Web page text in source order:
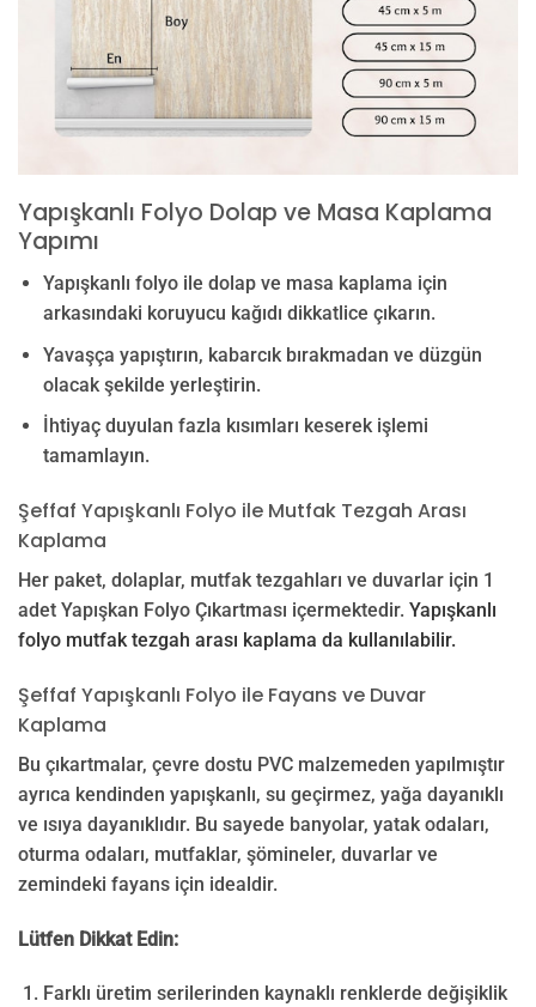
Yapışkanlı Folyo Dolap ve Masa Kaplama
Yapımı
Yapışkanlı folyo ile dolap ve masa kaplama için
arkasındaki koruyucu kağıdı dikkatlice çıkarın.
Yavaşça yapıştırın, kabarcık bırakmadan ve düzgün
olacak şekilde yerleştirin.
İhtiyaç duyulan fazla kısımları keserek işlemi
tamamlayın.
Şeffaf Yapışkanlı Folyo ile Mutfak Tezgah Arası
Kaplama
Her paket, dolaplar, mutfak tezgahları ve duvarlar için 1
adet Yapışkan Folyo Çıkartması içermektedir. Yapışkanlı
folyo mutfak tezgah arası kaplama da kullanılabilir.
Şeffaf Yapışkanlı Folyo ile Fayans ve Duvar
Kaplama
Bu çıkartmalar, çevre dostu PVC malzemeden yapılmıştır
ayrıca kendinden yapışkanlı, su geçirmez, yağa dayanıklı
ve ısıya dayanıklıdır. Bu sayede banyolar, yatak odaları,
oturma odaları, mutfaklar, şömineler, duvarlar ve
zemindeki fayans için idealdir.
Lütfen Dikkat Edin:
Farklı üretim serilerinden kaynaklı renklerde değişiklik